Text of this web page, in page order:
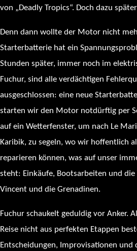
von „Deadly Tropics“. Doch dazu
Denn dann wollte der Motor nicht
Starterbatterie hat ein
Stunden später, immer noch im
Fuchur, sind alle verdächtigen
ausgeschlossen: eine neue
starten wir den Motor notdürftig per
auf ein Wetterfenster, um nach Le
Karibik, zu segeln, wo wir hoffentlich
reparieren können, was auf unser
steht: Einkäufe, Bootsarbeiten und
Vincent und die Grenadinen.
Fuchur schaukelt geduldig vor Anker.
Reise nicht aus perfekten Etappen
Entscheidungen, Improvisationen